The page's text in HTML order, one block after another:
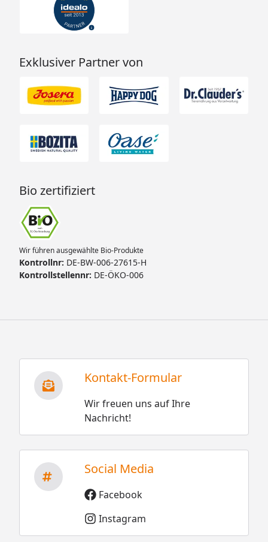
Exklusiver Partner von
Bio zertifiziert
Wir führen ausgewählte Bio-Produkte
Kontrollnr: DE-BW-006-27615-H
Kontrollstellennr: DE-ÖKO-006
Kontakt-Formular
Wir freuen uns auf Ihre
Nachricht!
Social Media
Facebook
Instagram